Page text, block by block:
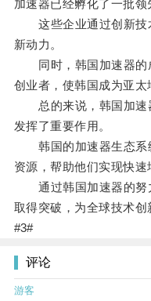
加速器已经孵化了一批领
这些企业通过创新技
新动力。
同时，韩国加速器的
创业者，使韩国成为亚太
总的来说，韩国加速
发挥了重要作用。
韩国的加速器生态系
资源，帮助他们实现快速
通过韩国加速器的努
取得突破，为全球技术创
#3#
评论
游客